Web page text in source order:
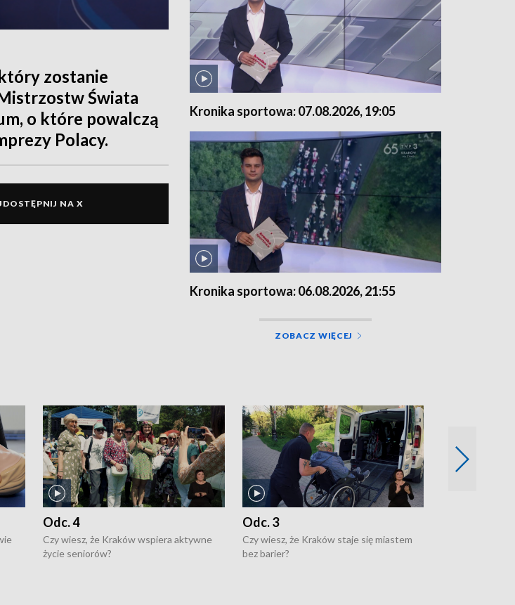
zostanie
Świata
o które powalczą
Polacy.
NA X
Kronika sportowa: 07.08.2026, 19:05
Kronika sportowa: 06.08.2026, 21:55
ZOBACZ WIĘCEJ
Odc. 4
Czy wiesz, że Kraków wspiera aktywne
życie seniorów?
Odc. 3
Czy wiesz, że Kraków staje się miastem
bez barier?